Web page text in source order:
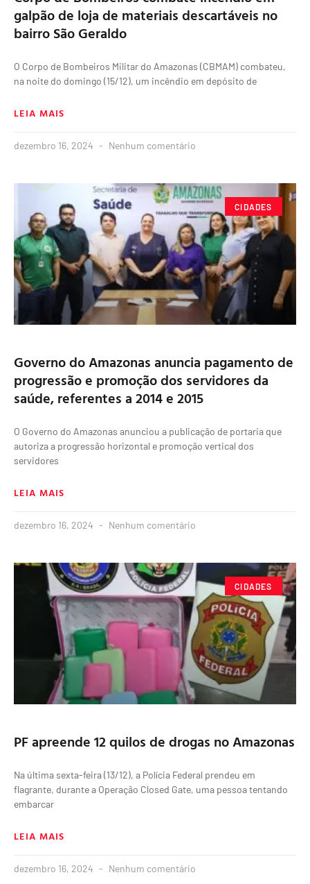
galpão de loja de materiais descartáveis no
bairro São Geraldo
O Corpo de Bombeiros Militar do Amazonas (CBMAM) combateu,
na noite do domingo (15/12), um incêndio em depósito de
LEIA MAIS
dezembro 16, 2024 Nenhum comentário
CIDADES
Governo do Amazonas anuncia pagamento de
progressão e promoção dos servidores da
saúde, referentes a 2014 e 2015
O Governo do Amazonas anunciou a publicação de portaria que
autoriza a progressão horizontal e promoção vertical dos
servidores
LEIA MAIS
dezembro 16, 2024 Nenhum comentário
CIDADES
PF apreende 12 quilos de drogas no Amazonas
Na última sexta-feira (13/12), a Polícia Federal prendeu em
flagrante, durante a Operação Closed Gate, uma pessoa tentando
embarcar
LEIA MAIS
dezembro 16, 2024 Nenhum comentário